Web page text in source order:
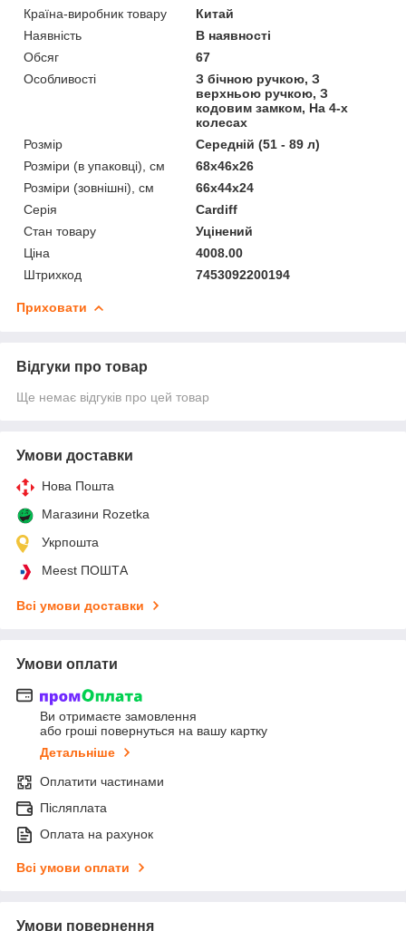
Країна-виробник товару
Китай
Наявність
В наявності
Обсяг
67
Особливості
З бічною ручкою, З
верхньою ручкою, З
кодовим замком, На 4-х
колесах
Розмір
Середній (51 - 89 л)
Розміри (в упаковці), см
68x46x26
Розміри (зовнішні), см
66x44x24
Серія
Cardiff
Стан товару
Уцінений
Ціна
4008.00
Штрихкод
7453092200194
Приховати
Відгуки про товар
Ще немає відгуків про цей товар
Умови доставки
Нова Пошта
Магазини Rozetka
Укрпошта
Meest ПОШТА
Всі умови доставки
Умови оплати
Ви отримаєте замовлення
або гроші повернуться на вашу картку
Детальніше
Оплатити частинами
Післяплата
Оплата на рахунок
Всі умови оплати
Умови повернення